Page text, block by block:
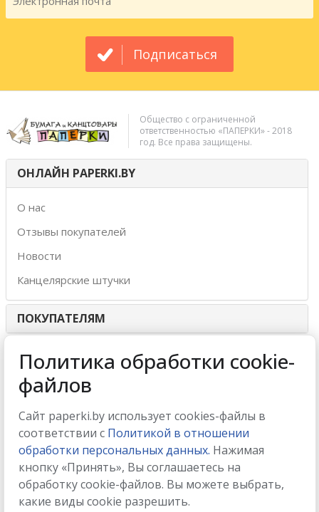
Подписаться
Общество с ограниченной
ответственностью «ПАПЕРКИ» - 2018
год. Все права защищены.
ОНЛАЙН PAPERKI.BY
О нас
Отзывы покупателей
Новости
Канцелярские штучки
ПОКУПАТЕЛЯМ
ИНТЕРНЕТ-МАГАЗИН
МЫ ПРИНИМАЕМ
МЫ В СОЦСЕТЯХ
Политика обработки cookie-
файлов
Сайт paperki.by использует cookies-файлы в
соответствии с Политикой в отношении
обработки персональных данных. Нажимая
кнопку «Принять», Вы соглашаетесь на
обработку cookie-файлов. Вы можете выбрать,
какие виды cookie разрешить.